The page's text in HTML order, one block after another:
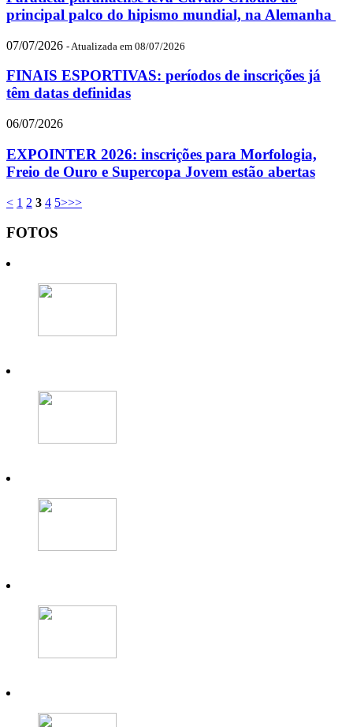
principal palco do hipismo mundial, na Alemanha
07/07/2026 - Atualizada em 08/07/2026
FINAIS ESPORTIVAS: períodos de inscrições já
têm datas definidas
06/07/2026
EXPOINTER 2026: inscrições para Morfologia,
Freio de Ouro e Supercopa Jovem estão abertas
< 1 2 3 4 5>>>
FOTOS